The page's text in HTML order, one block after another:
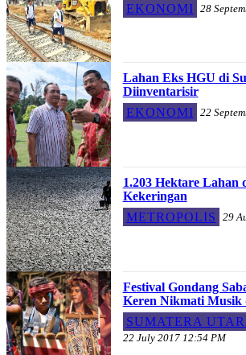
EKONOMI 28
Lahan Eks HGU di
Diinventarisir
EKONOMI 22
1.203 Hektare Lahan
Kekeringan
METROPOLIS
29
Festival Gondang
Keren Nikmati Musik
SUMATERA
22 July 2017 12:54 PM